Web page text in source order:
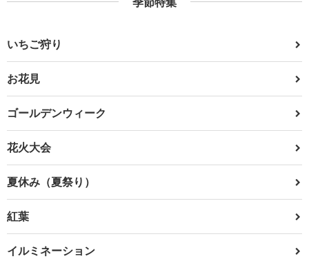
いちご狩り
お花見
ゴールデンウィーク
花火大会
夏休み（夏祭り）
紅葉
イルミネーション